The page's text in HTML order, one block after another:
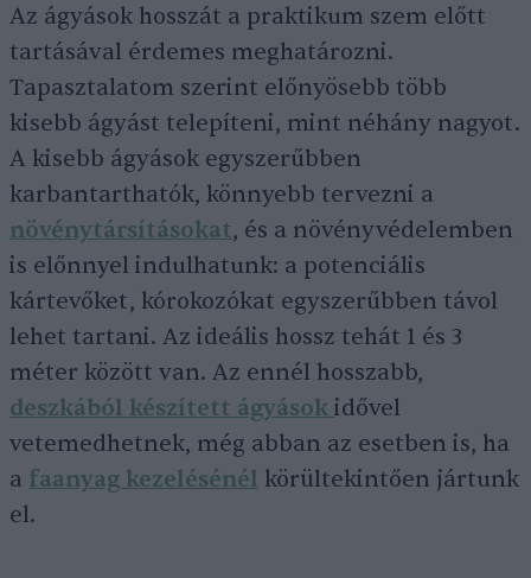
Az ágyások hosszát a praktikum szem előtt
tartásával érdemes meghatározni.
Tapasztalatom szerint előnyösebb több
kisebb ágyást telepíteni, mint néhány nagyot.
A kisebb ágyások egyszerűbben
karbantarthatók, könnyebb tervezni a
növénytársításokat, és a növényvédelemben
is előnnyel indulhatunk: a potenciális
kártevőket, kórokozókat egyszerűbben távol
lehet tartani. Az ideális hossz tehát 1 és 3
méter között van. Az ennél hosszabb,
deszkából készített ágyások idővel
vetemedhetnek, még abban az esetben is, ha
a faanyag kezelésénél körültekintően jártunk
el.